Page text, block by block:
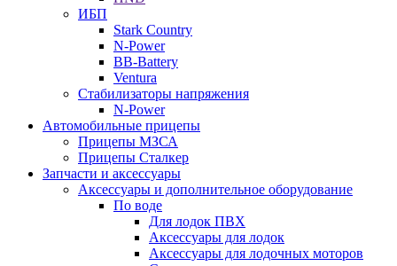
ИБП
Stark Country
N-Power
BB-Battery
Ventura
Стабилизаторы напряжения
N-Power
Автомобильные прицепы
Прицепы МЗСА
Прицепы Сталкер
Запчасти и аксессуары
Аксессуары и дополнительное оборудование
По воде
Для лодок ПВХ
Аксессуары для лодок
Аксессуары для лодочных моторов